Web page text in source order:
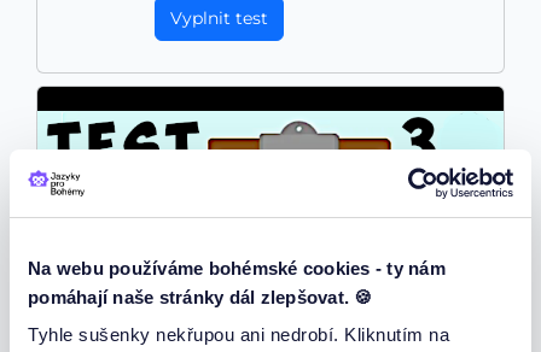
Na webu používáme bohémské cookies - ty nám
pomáhají naše stránky dál zlepšovat. 🍪
Tyhle sušenky nekřupou ani nedrobí. Kliknutím na
Vyplnit test